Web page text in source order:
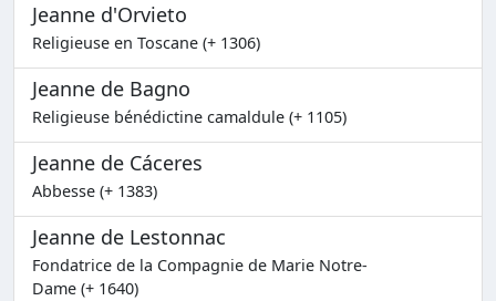
Jeanne d'Orvieto
Religieuse en Toscane (+ 1306)
Jeanne de Bagno
Religieuse bénédictine camaldule (+ 1105)
Jeanne de Cáceres
Abbesse (+ 1383)
Jeanne de Lestonnac
Fondatrice de la Compagnie de Marie Notre-
Dame (+ 1640)